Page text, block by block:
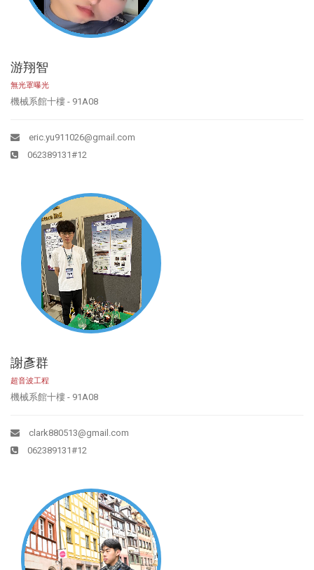
游翔智
無光罩曝光
機械系館十樓 - 91A08
eric.yu911026@gmail.com
062389131#12
謝彥群
超音波工程
機械系館十樓 - 91A08
clark880513@gmail.com
062389131#12